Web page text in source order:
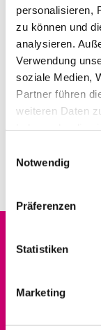
personalisieren,
zu können und
analysieren.
Verwendung
soziale Medien,
Partner führen
weiteren Daten
Notwendig
Präferenzen
Statistiken
Marketing
Startseite